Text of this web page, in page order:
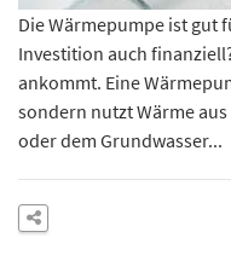
Die Wärmepumpe ist gut
Investition auch
ankommt. Eine
sondern nutzt Wärme
oder dem Grundwasser...